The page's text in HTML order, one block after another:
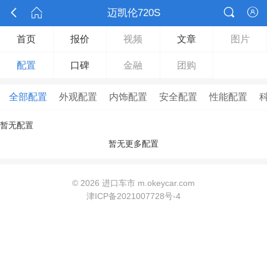
  迈凯伦720S 

首页 报价 视频 文章 图片
配置 口碑 金融 团购
全部配置 外观配置 内饰配置 安全配置 性能配置
暂无配置
暂无更多配置
© 2026 进口车市 m.okeycar.com
津ICP备2021007728号-4